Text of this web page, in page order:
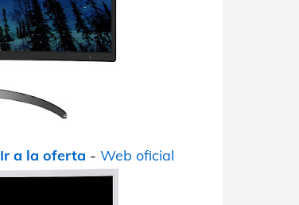
Ir a la oferta - Web oficial